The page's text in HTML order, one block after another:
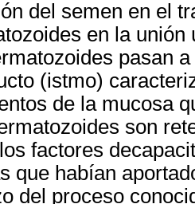
del semen en el
en la
pasan
(istmo)
de la mucosa
son
factores
que habían
del proceso